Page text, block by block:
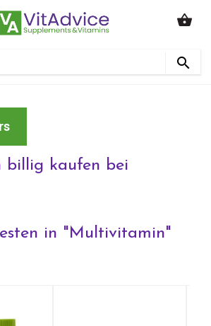
billig kaufen bei
in "Multivitamin"